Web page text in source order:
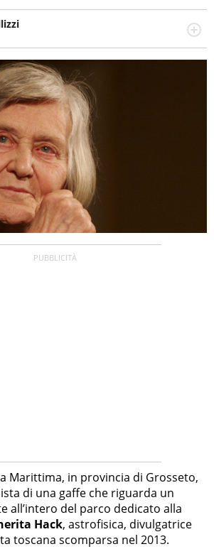
Da oltre dieci anni si occupa di
web, scrivendo di sport, attualità,
spettacolo e videogame.
Marittima, in provincia di Grosseto,
di una gaffe che riguarda un
all’intero del parco dedicato alla
Hack, astrofisica, divulgatrice
toscana scomparsa nel 2013.